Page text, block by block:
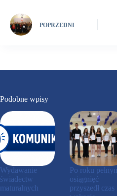
POPRZEDNI
Podobne wpisy
Wydawanie
świadectw
maturalnych
Po roku
osiągnięć
przyszedł czas